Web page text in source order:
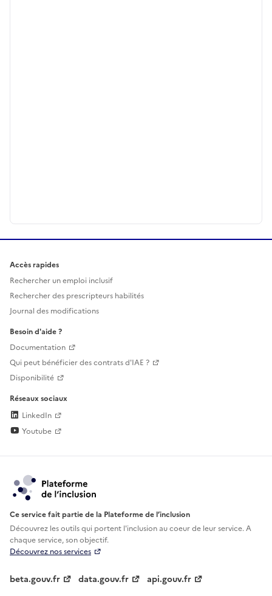
Accès rapides
Rechercher un emploi inclusif
Rechercher des prescripteurs habilités
Journal des modifications
Besoin d'aide ?
Documentation
Qui peut bénéficier des contrats d'IAE ?
Disponibilité
Réseaux sociaux
LinkedIn
Youtube
Ce service fait partie de la Plateforme de l’inclusion
Découvrez les outils qui portent l'inclusion aucoeur de leur service. A
chaque service, son objectif.
Découvrez nos services
beta.gouv.fr data.gouv.fr api.gouv.fr